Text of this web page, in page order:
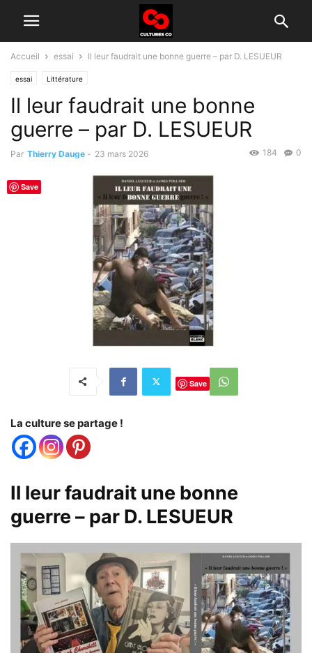
Accueil essai Il leur faudrait une bonne guerre – par D. LESUEUR
essai Littérature
Il leur faudrait une bonne
guerre – par D. LESUEUR
Par Thierry Dauge - 23 mars 2026 0
184
Save
La culture se partage !
Il leur faudrait une bonne
guerre – par D. LESUEUR
Save